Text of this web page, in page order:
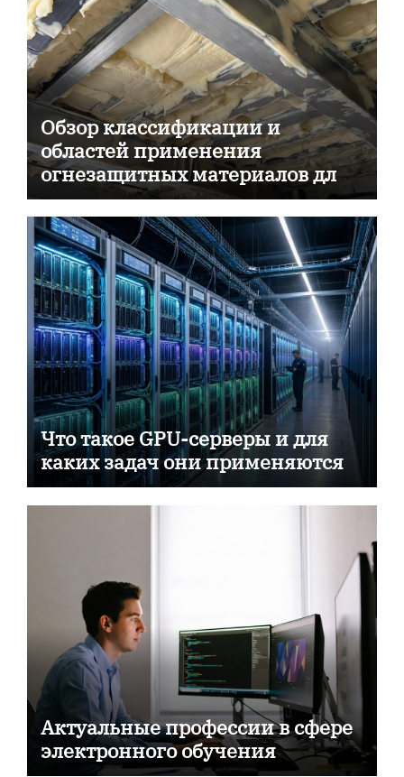
Обзор классификации и
областей применения
огнезащитных материалов для
пассивной противопожарной
защиты
Что такое GPU-серверы и для
каких задач они применяются
Актуальные профессии в сфере
электронного обучения